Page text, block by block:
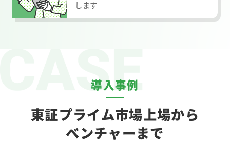
します
導入事例
東証プライム市場上場から
ベンチャーまで